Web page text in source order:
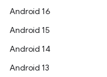
Android 16
Android 15
Android 14
Android 13